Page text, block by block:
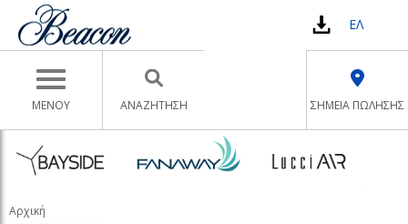
Toggle navigation
ΜΕΝΟΥ
ΕΛ
ΣΗΜΕΙΑ ΠΩΛΗΣΗΣ
ΑΝΑΖΉΤΗΣΗ
Αρχική